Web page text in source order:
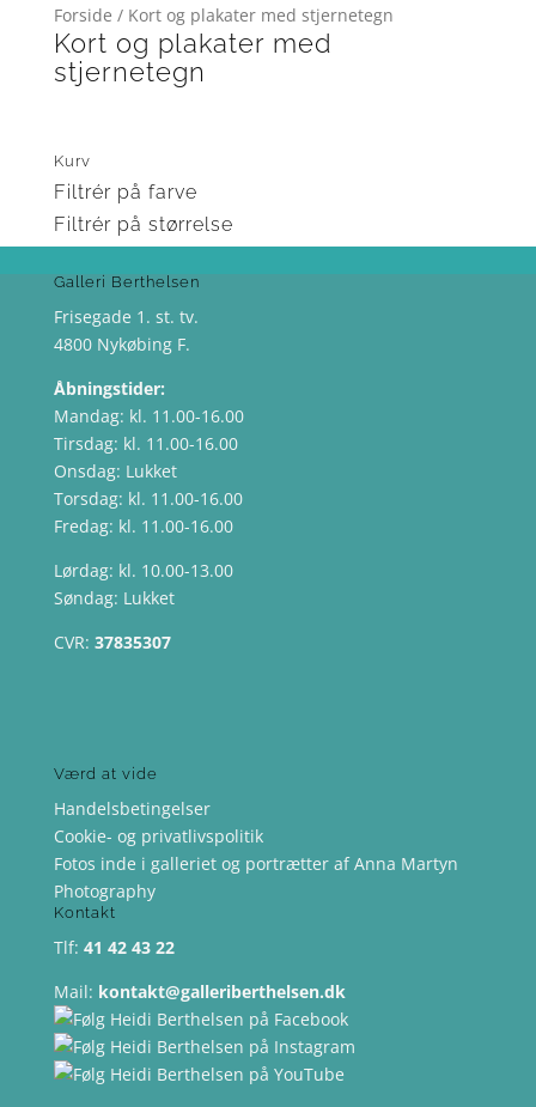
Forside / Kort og plakater med stjernetegn
Kort og plakater med
stjernetegn
Kurv
Filtrér på farve
Filtrér på størrelse
Galleri Berthelsen
Frisegade 1. st. tv.
4800 Nykøbing F.
Åbningstider:
Mandag: kl. 11.00-16.00
Tirsdag: kl. 11.00-16.00
Onsdag: Lukket
Torsdag: kl. 11.00-16.00
Fredag: kl. 11.00-16.00
Lørdag: kl. 10.00-13.00
Søndag: Lukket
CVR: 37835307
Værd at vide
Handelsbetingelser
Cookie- og privatlivspolitik
Fotos inde i galleriet og portrætter af Anna Martyn
Photography
Kontakt
Tlf: 41 42 43 22
Mail: kontakt@galleriberthelsen.dk